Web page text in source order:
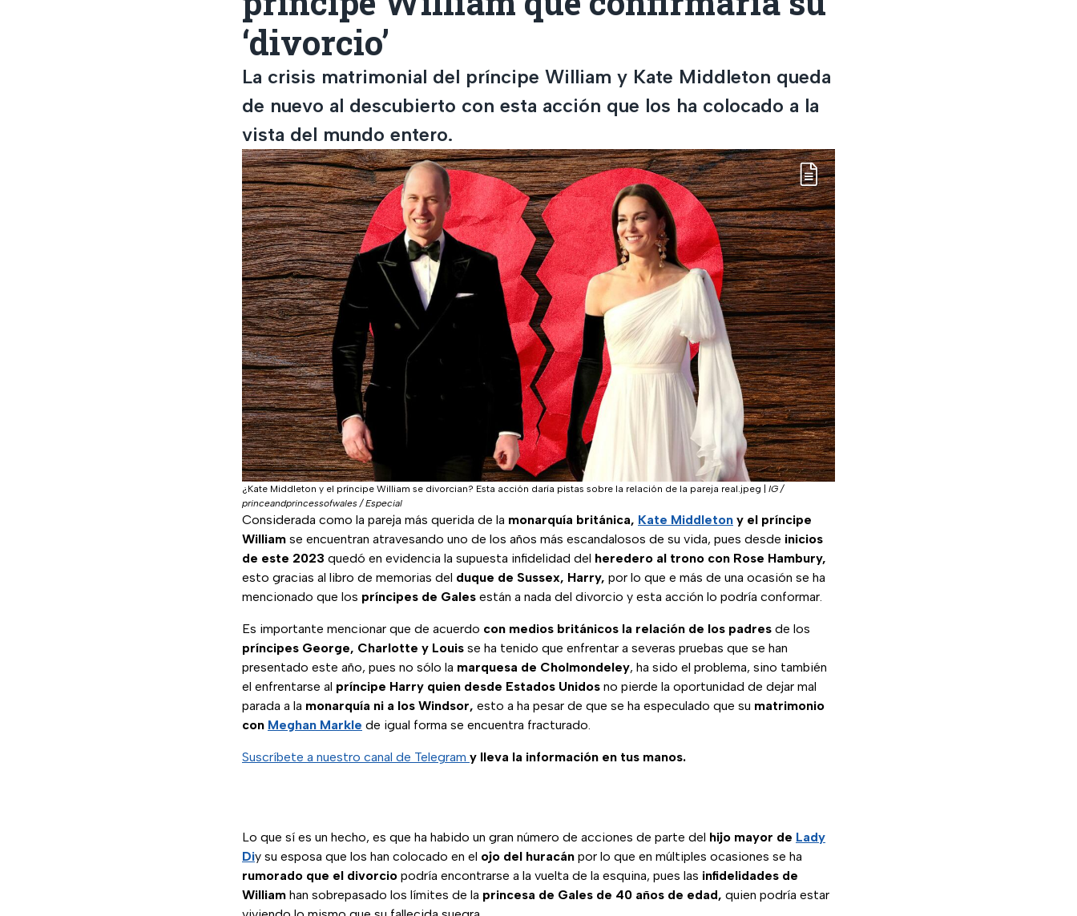
‘divorcio’
La crisis matrimonial del príncipe William y Kate Middleton queda
de nuevo al descubierto con esta acción que los ha colocado a la
vista del mundo entero.
¿Kate Middleton y el príncipe William se divorcian? Esta acción daría pistas sobre la relación de la pareja real.jpeg
IG /
princeandprincessofwales / Especial
Considerada como la pareja más querida de la monarquía británica, Kate Middleton y el príncipe
William se encuentran atravesando uno de los años más escandalosos de su vida, pues desde inicios
de este 2023 quedó en evidencia la supuesta infidelidad del heredero al trono con Rose Hambury,
esto gracias al libro de memorias del duque de Sussex, Harry, por lo que e más de una ocasión se ha
mencionado que los príncipes de Gales están a nada del divorcio y esta acción lo podría conformar.
Es importante mencionar que de acuerdo con medios británicos la relación de los padres de los
príncipes George, Charlotte y Louis se ha tenido que enfrentar a severas pruebas que se han
presentado este año, pues no sólo la marquesa de Cholmondeley, ha sido el problema, sino también
el enfrentarse al príncipe Harry quien desde Estados Unidos no pierde la oportunidad de dejar mal
parada a la monarquía ni a los Windsor, esto a ha pesar de que se ha especulado que su matrimonio
con Meghan Markle de igual forma se encuentra fracturado.
Suscríbete a nuestro canal de Telegram y lleva la información en tus manos.
Lo que sí es un hecho, es que ha habido un gran número de acciones de parte del hijo mayor de Lady
Diy su esposa que los han colocado en el ojo del huracán por lo que en múltiples ocasiones se ha
rumorado que el divorcio podría encontrarse a la vuelta de la esquina, pues las infidelidades de
William han sobrepasado los límites de la princesa de Gales de 40 años de edad, quien podría estar